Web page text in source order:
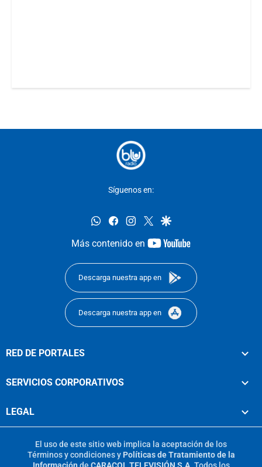
Síguenos en:
whatsappfacebookinstagram
twittergoogle
Más contenido en
youtube-
Descarga nuestra app en
Descarga nuestra app en
RED DE PORTALES
SERVICIOS CORPORATIVOS
LEGAL
El uso de este sitio web implica la aceptación de los
Términos y condicionesy Políticas de Tratamiento de la